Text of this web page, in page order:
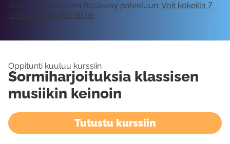
Vaatii kirjautumisen Rockway palveluun. Voit kokeilla 7
päivää ilmaiseksi tästä!
Oppitunti kuuluu kurssiin
Sormiharjoituksia klassisen
musiikin keinoin
Tutustu kurssiin